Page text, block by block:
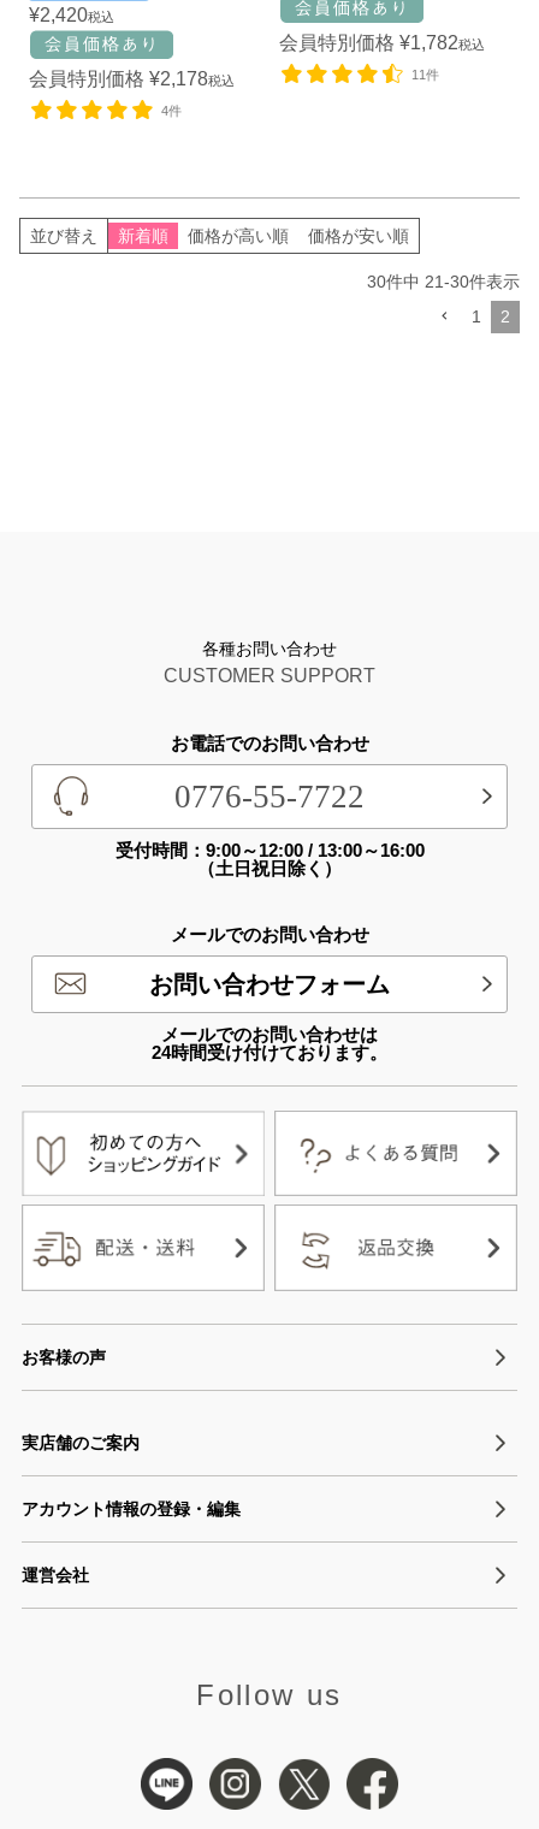
¥2,420税込
会員特別価格 ¥2,178税込
4件
会員特別価格 ¥1,782税込
11件
並び替え 新着順 価格が高い順 価格が安い順
30件中 21-30件表示
1
2
各種お問い合わせ
CUSTOMER SUPPORT
お電話でのお問い合わせ
0776-55-7722
受付時間：9:00～12:00 / 13:00～16:00
（土日祝日除く）
メールでのお問い合わせ
お問い合わせフォーム
メールでのお問い合わせは
24時間受け付けております。
お客様の声
実店舗のご案内
アカウント情報の登録・編集
運営会社
Follow us